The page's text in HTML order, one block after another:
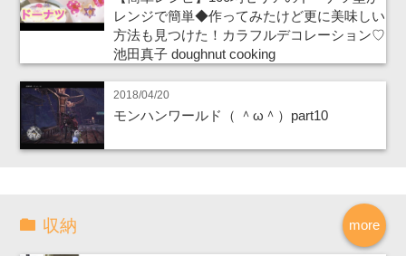
レンジで簡単◆作ってみたけど更に美味しい
方法も見つけた！カラフルデコレーション♡
池田真子 doughnut cooking
2018/04/20
モンハンワールド（ ＾ω＾）part10
more
収納